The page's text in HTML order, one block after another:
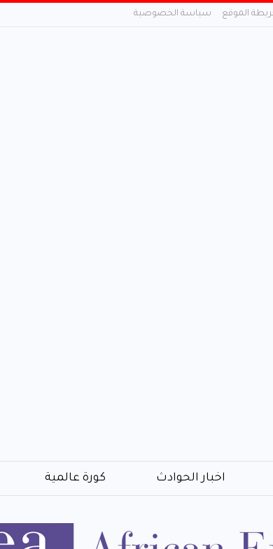
الموقع سياسة الخصوصية
اخبار الحوادث كورة عالمية